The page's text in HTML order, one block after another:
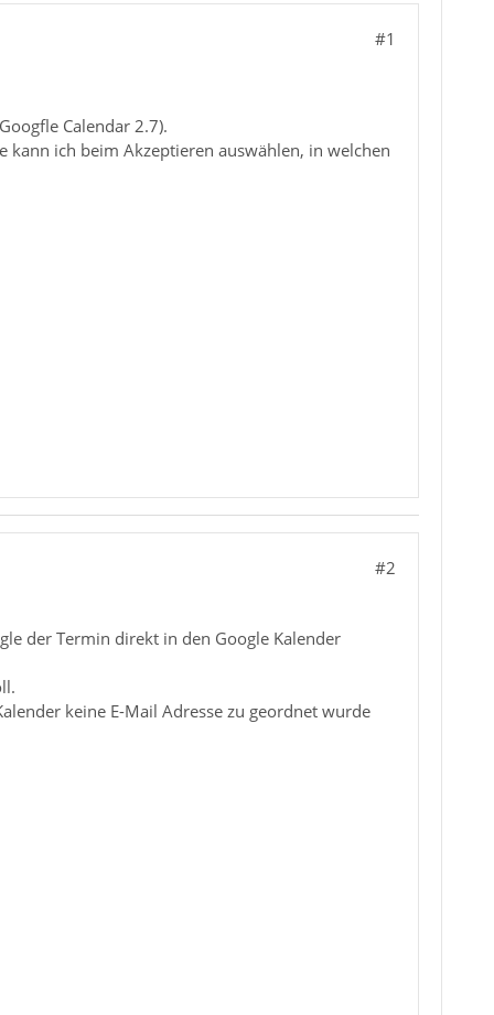
#1
Calendar 2.7).
ich beim Akzeptieren auswählen, in welchen
#2
der Termin direkt in den Google Kalender
keine E-Mail Adresse zu geordnet wurde